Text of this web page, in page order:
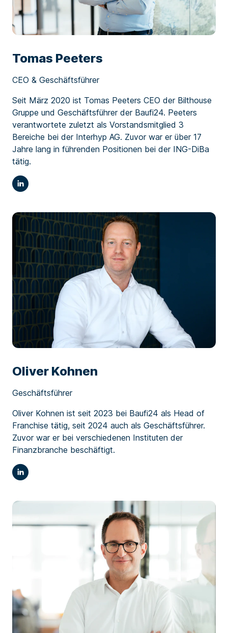
Tomas Peeters
CEO & Geschäftsführer
Seit März 2020 ist Tomas Peeters CEO der Bilthouse
Gruppe und Geschäftsführer der Baufi24. Peeters
verantwortete zuletzt als Vorstandsmitglied 3
Bereiche bei der Interhyp AG. Zuvor war er über 17
Jahre lang in führenden Positionen bei der ING-DiBa
tätig.
Oliver Kohnen
Geschäftsführer
Oliver Kohnen ist seit 2023 bei Baufi24 als Head of
Franchise tätig, seit 2024 auch als Geschäftsführer.
Zuvor war er bei verschiedenen Instituten der
Finanzbranche beschäftigt.